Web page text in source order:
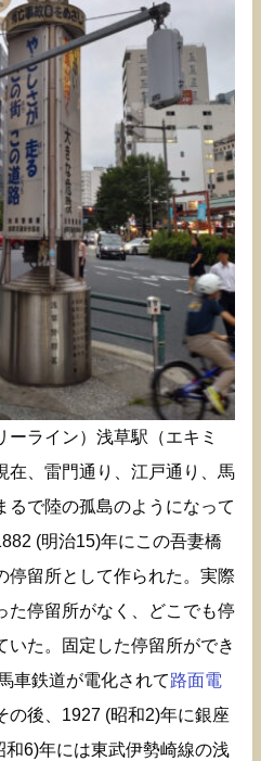
ライン）浅草駅（エキミ
在、雷門通り、江戸通り、馬
るで陸の孤島のようになって
(明治15)年にこの吾妻橋
停留所として作られた。実際
た停留所がなく、どこでも停
いた。固定した停留所ができ
車鉄道が電化されて路面電
の後、1927 (昭和2)年に銀座
6)年には東武伊勢崎線の浅